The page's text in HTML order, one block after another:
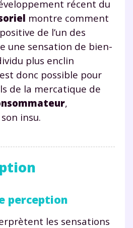
récent du
montre comment
de l’un des
une sensation de bien-
plus enclin
donc possible pour
de la mercatique de
,
insu.
perception
les sensations